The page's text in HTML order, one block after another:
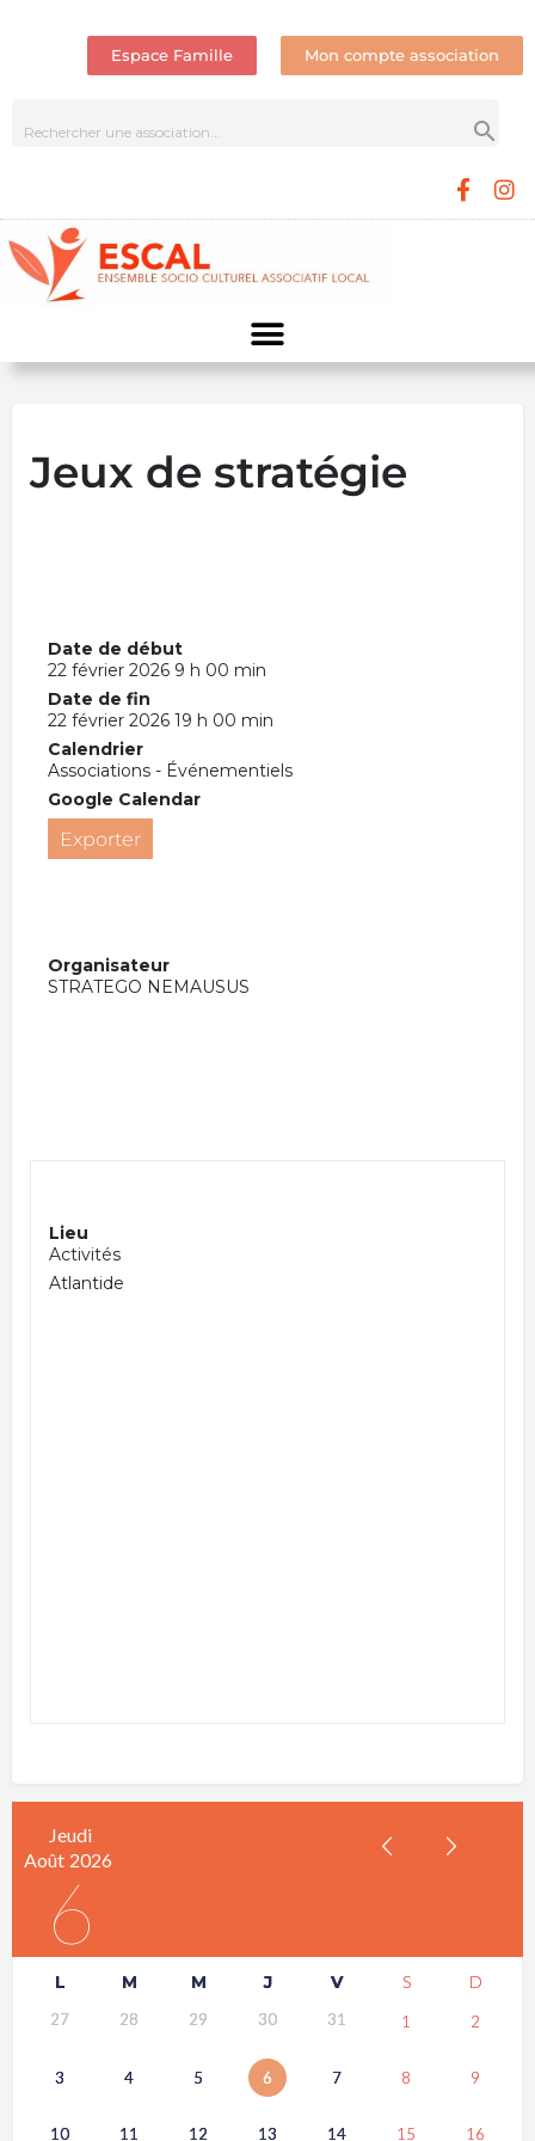
Espace Famille Mon compte association
Jeux de stratégie
Date de début
22 février 2026 9 h 00 min
Date de fin
22 février 2026 19 h 00 min
Calendrier
Associations - Événementiels
Google Calendar
Exporter
Organisateur
STRATEGO NEMAUSUS
Lieu
Activités
Atlantide
Jeudi
Août 2026
6
L M M J V S D
27 28 29 30 31 1 2
3 4 5 6 7 8 9
10 11 12 13 14 15 16